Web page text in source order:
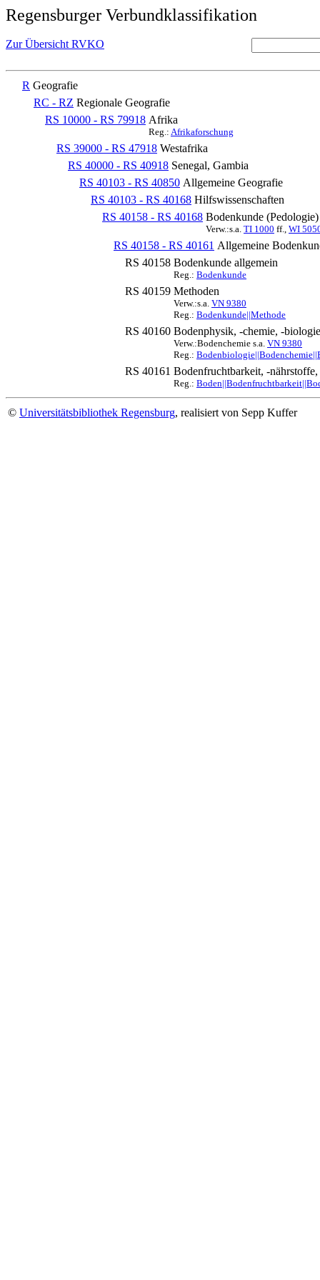
Regensburger Verbundklassifikation
Zur Übersicht RVKO
R Geografie
RC - RZ Regionale Geografie
RS 10000 - RS 79918 Afrika
Reg.: Afrikaforschung
RS 39000 - RS 47918 Westafrika
RS 40000 - RS 40918 Senegal, Gambia
RS 40103 - RS 40850 Allgemeine Geografie
RS 40103 - RS 40168 Hilfswissenschaften
RS 40158 - RS 40168 Bodenkunde (Pedologie)
Verw.:s.a. TI 1000 ff., WI
RS 40158 - RS 40161 Allgemeine
RS 40158 Bodenkunde allgemein
Reg.: Bodenkunde
RS 40159 Methoden
Verw.:s.a. VN 9380
Reg.: Bodenkunde||Methode
RS 40160 Bodenphysik, -chemie, -biologie
Verw.:Bodenchemie s.a. VN 9380
Reg.:
RS 40161 Bodenfruchtbarkeit, -
Reg.:
© Universitätsbibliothek Regensburg, realisiert von Sepp Kuffer